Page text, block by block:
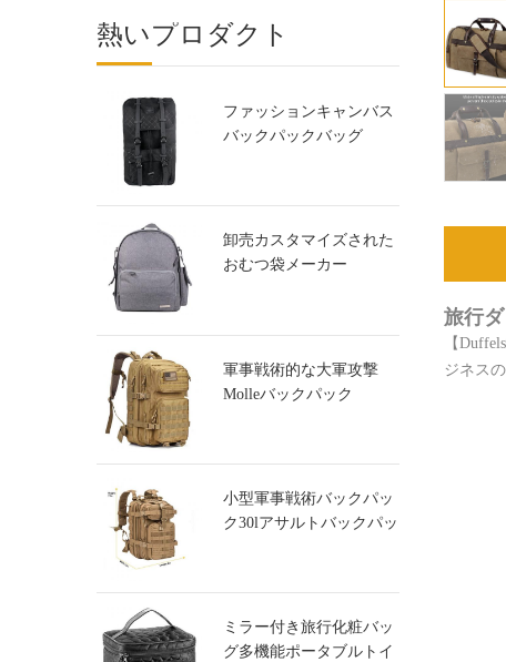
熱いプロダクト
ファッションキャンバス
バックパックバッグ
卸売カスタマイズされた
おむつ袋メーカー
軍事戦術的な大軍攻撃
Molleバックパック
小型軍事戦術バックパッ
ク30lアサルトバックパッ
ミラー付き旅行化粧バッ
グ多機能ポータブルトイ
旅行
【
ジネス